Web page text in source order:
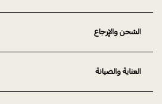
الشحن والإرجاع
العناية والصيانة